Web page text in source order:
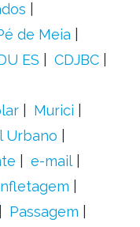
de Meia
ES
CDJBC
Murici
Urbano
e-mail
Passagem